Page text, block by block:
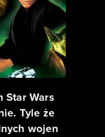
Star Wars
Tyle że
wojen